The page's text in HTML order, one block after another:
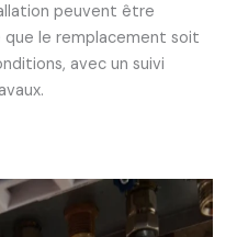
peuvent être
que le remplacement soit
avec un suivi